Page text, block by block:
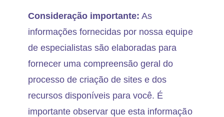
Consideração importante: As
informações fornecidas por nossa equipe
de especialistas são elaboradas para
fornecer uma compreensão geral do
processo de criação de sites e dos
recursos disponíveis para você. É
importante observar que esta informação